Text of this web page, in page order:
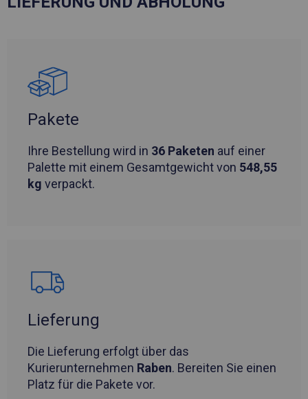
Pakete
Ihre Bestellung wird in 36 Paketen auf einer
Palette mit einem Gesamtgewicht von 548,55
kg verpackt.
Lieferung
Die Lieferung erfolgt über das
Kurierunternehmen Raben. Bereiten Sie einen
Platz für die Pakete vor.